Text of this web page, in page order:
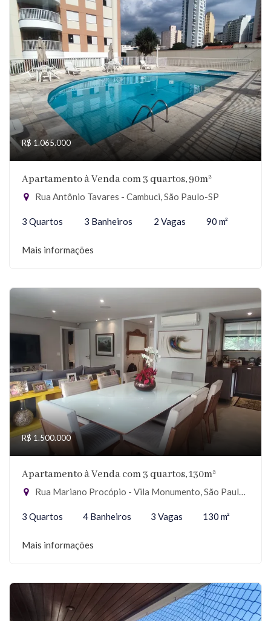
R$ 1.065.000
Apartamento à Venda com 3 quartos, 90m²
Rua Antônio Tavares - Cambuci, São Paulo-SP
3 Quartos 3 Banheiros 2 Vagas 90 m²
Mais informações
R$ 1.500.000
Apartamento à Venda com 3 quartos, 130m²
Rua Mariano Procópio - Vila Monumento, São Paulo-SP
3 Quartos 4 Banheiros 3 Vagas 130 m²
Mais informações